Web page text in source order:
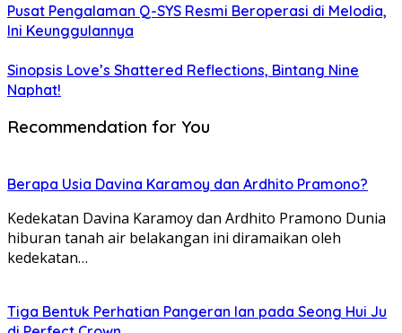
Pusat Pengalaman Q-SYS Resmi Beroperasi di Melodia,
Ini Keunggulannya
Sinopsis Love’s Shattered Reflections, Bintang Nine
Naphat!
Recommendation for You
Berapa Usia Davina Karamoy dan Ardhito Pramono?
Kedekatan Davina Karamoy dan Ardhito Pramono Dunia
hiburan tanah air belakangan ini diramaikan oleh
kedekatan…
Tiga Bentuk Perhatian Pangeran Ian pada Seong Hui Ju